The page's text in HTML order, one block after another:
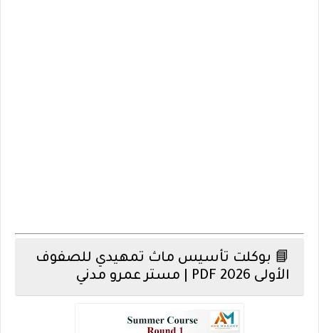
📘 بوكلت تأسيس ماث تمهيدي للصفوف
الأولى 2026 PDF | مستر عمرو مدني